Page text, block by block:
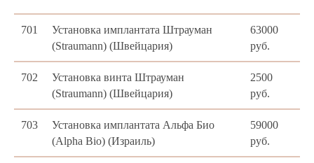
701
Установка имплантата Штрауман
(Straumann) (Швейцария)
63000
руб.
702
Установка винта Штрауман
(Straumann) (Швейцария)
2500
руб.
703
Установка имплантата Альфа Био
(Alpha Bio) (Израиль)
59000
руб.